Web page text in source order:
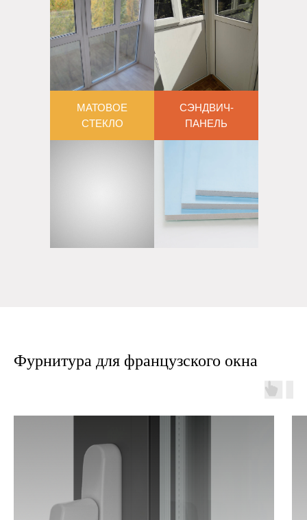
МАТОВОЕ
СТЕКЛО
СЭНДВИЧ-
ПАНЕЛЬ
Фурнитура для французского окна